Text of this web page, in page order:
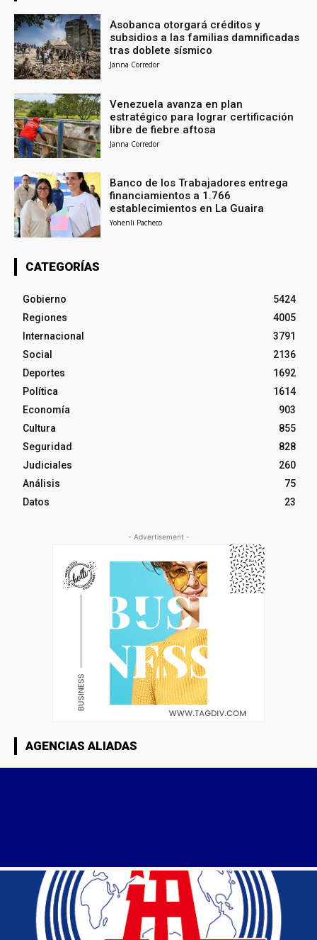
Asobanca otorgará créditos y
subsidios a las familias damnificadas
tras doblete sísmico
Janna Corredor
Venezuela avanza en plan
estratégico para lograr certificación
libre de fiebre aftosa
Janna Corredor
Banco de los Trabajadores entrega
financiamientos a 1.766
establecimientos en La Guaira
Yohenli Pacheco
CATEGORÍAS
Gobierno
5424
Regiones
4005
Internacional
3791
Social
2136
Deportes
1692
Política
1614
Economía
903
Cultura
855
Seguridad
828
Judiciales
260
Análisis
75
Datos
23
- Advertisement -
AGENCIAS ALIADAS